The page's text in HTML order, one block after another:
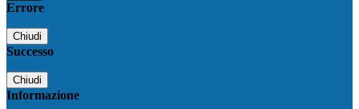
Errore
Chiudi
Successo
Chiudi
Informazione